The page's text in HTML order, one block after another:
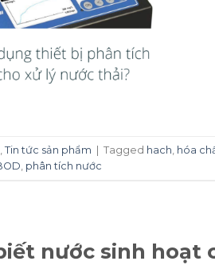
Tin tức sản phẩm Tagged hach hóa
phân tích nước
nước sinh hoạt